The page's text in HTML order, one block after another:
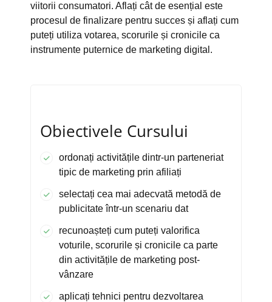
viitorii consumatori. Aflați cât de esențial este
procesul de finalizare pentru succes și aflați cum
puteți utiliza votarea, scorurile și cronicile ca
instrumente puternice de marketing digital.
Obiectivele Cursului
ordonați activitățile dintr-un parteneriat
tipic de marketing prin afiliați
selectați cea mai adecvată metodă de
publicitate într-un scenariu dat
recunoașteți cum puteți valorifica
voturile, scorurile și cronicile ca parte
din activitățile de marketing post-
vânzare
aplicați tehnici pentru dezvoltarea